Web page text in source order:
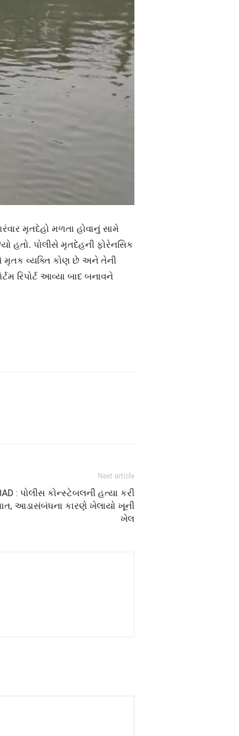
મૃતદેહો મળતા હોવાનું સામે
હતો. પોલીસે મૃતદેહની ફોરેનસિક
મૃતક વ્યક્તિ કોણ છે અને તેની
રિપોર્ટ આવ્યા બાદ બનાવને
Next article
: પોલીસ કોન્સ્ટેબલની હત્યા કરી
આડાસંબંધના કારણે ખેલાયો ખૂની
ખેલ